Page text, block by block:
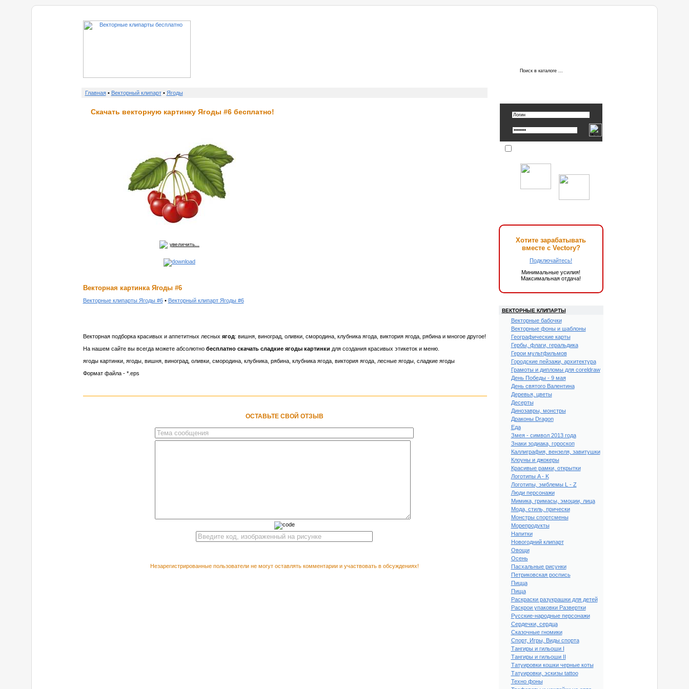
Главная• Векторный клипарт• Ягоды
Скачать векторную картинку Ягоды #6 бесплатно!
увеличить...
Векторная картинка Ягоды #6
Векторные клипарты Ягоды #6• Векторный клипарт Ягоды #6
Векторная подборка красивых и аппетитных лесных ягод: вишня, виноград, оливки, смородина, клубника ягода, виктория ягода, рябина и многое другое!
На нашем сайте вы всегда можете абсолютно бесплатно скачать сладкие ягоды картинки для создания красивых этикеток и меню.
ягоды картинки, ягоды, вишня, виноград, оливки, смородина, клубника, рябина, клубника ягода, виктория ягода, лесные ягоды, сладкие ягоды
Формат файла - *.eps
ОСТАВЬТЕ СВОЙ ОТЗЫВ
Незарегистрированные пользователи не могут оставлять комментарии и участвовать в обсуждениях!
Хотите зарабатывать
вместе с Vectory?
Подключайтесь!
Минимальные усилия!
Максимальная отдача!
ВЕКТОРНЫЕ КЛИПАРТЫ
Векторные бабочки
Векторные фоны и шаблоны
Географические карты
Гербы, флаги, геральдика
Герои мультфильмов
Городские пейзажи, архитектура
Грамоты и дипломы для coreldraw
День Победы - 9 мая
День святого Валентина
Деревья, цветы
Десерты
Динозавры, монстры
Драконы Dragon
Еда
Змея - символ 2013 года
Знаки зодиака, гороскоп
Каллиграфия, вензеля, завитушки
Клоуны и джокеры
Красивые рамки, открытки
Логотипы A - K
Логотипы, эмблемы L - Z
Люди персонажи
Мимика, гримасы, эмоции, лица
Мода, стиль, прически
Монстры спортсмены
Морепродукты
Напитки
Новогодний клипарт
Овощи
Осень
Пасхальные рисунки
Петриковская роспись
Пицца
Пища
Раскраски разукрашки для детей
Раскрои упаковки Развертки
Русские-народные персонажи
Сердечки, сердца
Сказочные гномики
Спорт, Игры, Виды спорта
Тангиры и гильоши I
Тангиры и гильоши II
Татуировки кошки черные коты
Татуировки, эскизы tattoo
Техно фоны